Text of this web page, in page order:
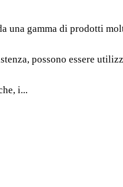
da una
una gamma di prodotti
possono essere
i...